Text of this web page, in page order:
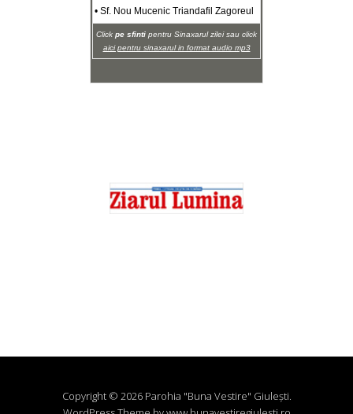
• Sf. Nou Mucenic Triandafil Zagoreul
Click pe sfinti pentru Sinaxarul zilei sau click
aici pentru sinaxarul in format audio mp3
Copyright © 2026 Parohia "Buna Vestire" Giuleşti.